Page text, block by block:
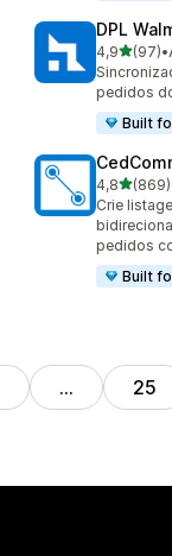
DPL
4,9de 5(97)
97 •
pedidos
Built
4,8de 5(869)
869
Crie
pedidos
Built
… 25